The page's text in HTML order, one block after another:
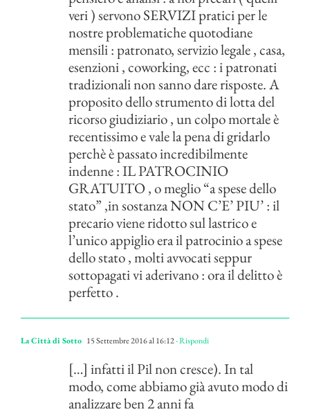
veri ) servono SERVIZI pratici per le
nostre problematiche quotodiane
mensili : patronato, servizio legale , casa,
esenzioni , coworking, ecc : i patronati
tradizionali non sanno dare risposte. A
proposito dello strumento di lotta del
ricorso giudiziario , un colpo mortale è
recentissimo e vale la pena di gridarlo
perchè è passato incredibilmente
indenne : IL PATROCINIO
GRATUITO , o meglio “a spese dello
stato” ,in sostanza NON C’E’ PIU’ : il
precario viene ridotto sul lastrico e
l’unico appiglio era il patrocinio a spese
dello stato , molti avvocati seppur
sottopagati vi aderivano : ora il delitto è
perfetto .
La Città di Sotto 15 Settembre 2016 al 16:12- Rispondi
[…] infatti il Pil non cresce). In tal
modo, come abbiamo già avuto modo di
analizzare ben 2 anni fa